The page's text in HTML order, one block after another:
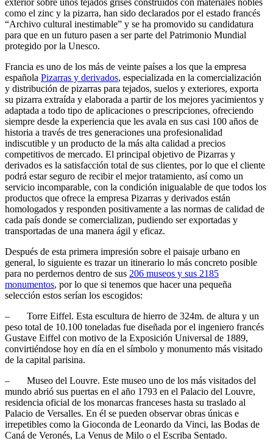
como el zinc y la pizarra, han sido declarados por el estado francés
“Archivo cultural inestimable” y se ha promovido su candidatura
para que en un futuro pasen a ser parte del Patrimonio Mundial
protegido por la Unesco.
Francia es uno de los más de veinte países a los que la empresa
española Pizarras y derivados, especializada en la comercialización
y distribución de pizarras para tejados, suelos y exteriores, exporta
su pizarra extraída y elaborada a partir de los mejores yacimientos y
adaptada a todo tipo de aplicaciones o prescripciones, ofreciendo
siempre desde la experiencia que les avala en sus casi 100 años de
historia a través de tres generaciones una profesionalidad
indiscutible y un producto de la más alta calidad a precios
competitivos de mercado. El principal objetivo de Pizarras y
derivados es la satisfacción total de sus clientes, por lo que el cliente
podrá estar seguro de recibir el mejor tratamiento, así como un
servicio incomparable, con la condición inigualable de que todos los
productos que ofrece la empresa Pizarras y derivados están
homologados y responden positivamente a las normas de calidad de
cada país donde se comercializan, pudiendo ser exportadas y
transportadas de una manera ágil y eficaz.
Después de esta primera impresión sobre el paisaje urbano en
general, lo siguiente es trazar un itinerario lo más concreto posible
para no perdernos dentro de sus 206 museos y sus 2185
monumentos, por lo que si tenemos que hacer una pequeña
selección estos serían los escogidos:
– Torre Eiffel. Esta escultura de hierro de 324m. de altura y un
peso total de 10.100 toneladas fue diseñada por el ingeniero francés
Gustave Eiffel con motivo de la Exposición Universal de 1889,
convirtiéndose hoy en día en el símbolo y monumento más visitado
de la capital parisina.
– Museo del Louvre. Este museo uno de los más visitados del
mundo abrió sus puertas en el año 1793 en el Palacio del Louvre,
residencia oficial de los monarcas franceses hasta su traslado al
Palacio de Versalles. En él se pueden observar obras únicas e
irrepetibles como la Gioconda de Leonardo da Vinci, las Bodas de
Caná de Veronés, La Venus de Milo o el Escriba Sentado.